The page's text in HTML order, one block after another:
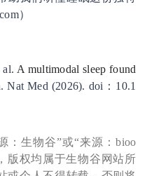
）
al. A multimodal sleep found
. Nat Med (2026). doi：10.1
：生物谷”或“来源：bioo
版权均属于生物谷网站所